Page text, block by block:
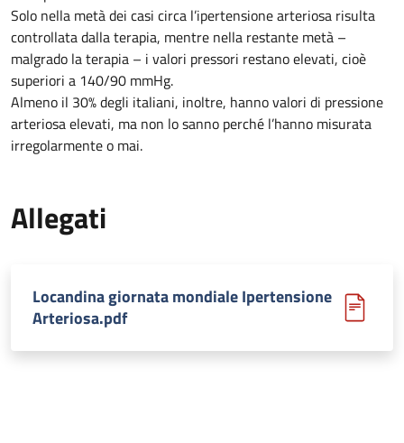
Solo nella metà dei casi circa l’ipertensione arteriosa risulta
controllata dalla terapia, mentre nella restante metà –
malgrado la terapia – i valori pressori restano elevati, cioè
superiori a 140/90 mmHg.
Almeno il 30% degli italiani, inoltre, hanno valori di pressione
arteriosa elevati, ma non lo sanno perché l’hanno misurata
irregolarmente o mai.
Allegati
Locandina giornata mondiale Ipertensione
Arteriosa.pdf